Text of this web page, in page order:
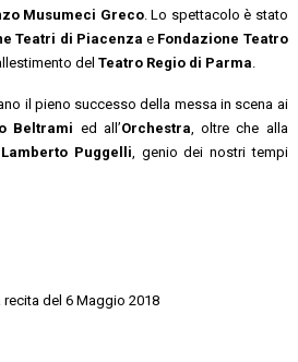
Musumeci Greco. Lo spettacolo è stato
Teatri di Piacenza e Fondazione Teatro
delTeatro Regio di Parma
il pieno successo della messa in scena ai
Beltrami ed all’Orchestra , oltre che alla
Lamberto Puggelli , genio dei nostri tempi
del 6 Maggio 2018